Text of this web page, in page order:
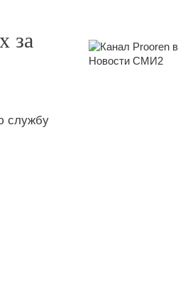
за
службу
Новости СМИ2